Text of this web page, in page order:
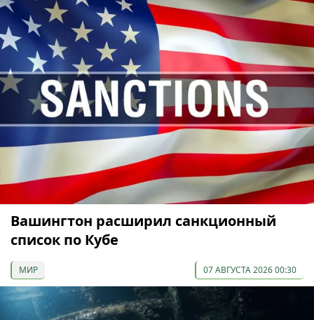
Вашингтон расширил санкционный
список по Кубе
МИР 07 АВГУСТА 2026 00:30